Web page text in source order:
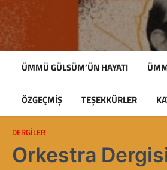
Skip
to
content
ÜMMÜ GÜLSÜM’ÜN HAYATI
ÖZGEÇMIŞ TEŞEKKÜRLER
DERGILER
Orkestra